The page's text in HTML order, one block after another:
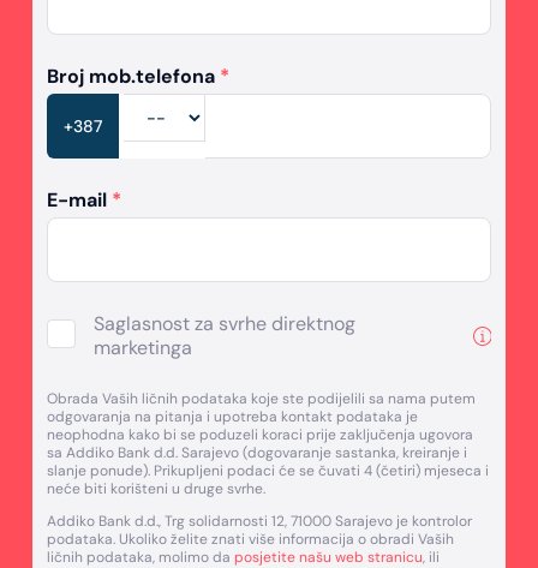
Broj mob.telefona *
+387
E-mail *
Saglasnost za svrhe direktnog
marketinga
Obrada Vaših ličnih podataka koje ste podijelili sa nama putem
odgovaranja na pitanja i upotreba kontakt podataka je
neophodna kako bi se poduzeli koraci prije zaključenja ugovora
sa Addiko Bank d.d. Sarajevo (dogovaranje sastanka, kreiranje i
slanje ponude). Prikupljeni podaci će se čuvati 4 (četiri) mjeseca i
neće biti korišteni u druge svrhe.
Addiko Bank d.d., Trg solidarnosti 12, 71000 Sarajevo je kontrolor
podataka. Ukoliko želite znati više informacija o obradi Vaših
ličnih podataka, molimo daposjetite našu web stranicu, ili